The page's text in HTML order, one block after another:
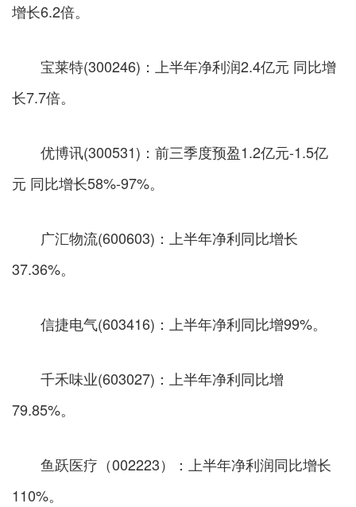
增长6.2倍。
宝莱特(300246)：上半年净利润2.4亿元 同比增
长7.7倍。
优博讯(300531)：前三季度预盈1.2亿元-1.5亿
元 同比增长58%-97%。
广汇物流(600603)：上半年净利同比增长
37.36%。
信捷电气(603416)：上半年净利同比增99%。
千禾味业(603027)：上半年净利同比增
79.85%。
鱼跃医疗（002223）：上半年净利润同比增长
110%。